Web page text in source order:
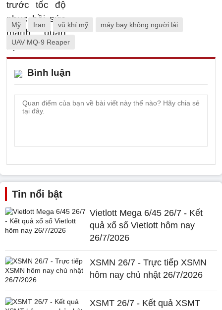
Mỹ Iran vũ khí mỹ máy bay không người lái
UAV MQ-9 Reaper
Bình luận
Tin nổi bật
Vietlott Mega 6/45 26/7 - Kết
quả xổ số Vietlott hôm nay
26/7/2026
XSMN 26/7 - Trực tiếp XSMN
hôm nay chủ nhật 26/7/2026
XSMT 26/7 - Kết quả XSMT